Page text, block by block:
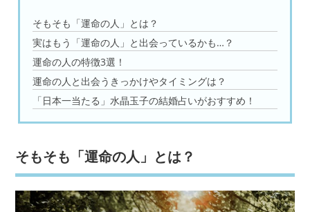
そもそも「運命の人」とは？
実はもう「運命の人」と出会っているかも…？
運命の人の特徴3選！
運命の人と出会うきっかけやタイミングは？
「日本一当たる」水晶玉子の結婚占いがおすすめ！
そもそも「運命の人」とは？